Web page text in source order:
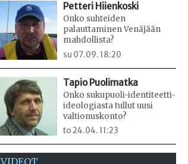
Petteri Hiienkoski
Onko suhteiden
palauttaminen Venäjään
mahdollista?
su 07.09. 18:20
Tapio Puolimatka
Onko sukupuoli-identiteetti-
ideologiasta tullut uusi
valtionuskonto?
to 24.04. 11:23